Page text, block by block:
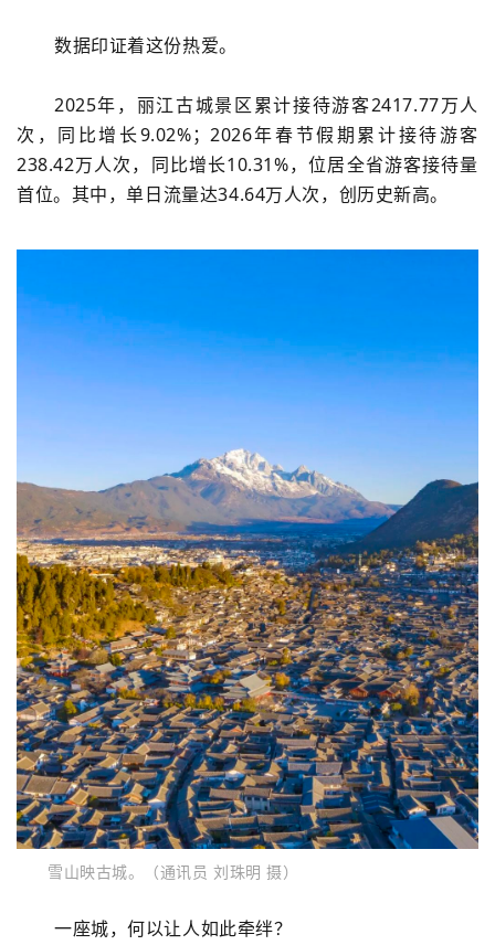
数据印证着这份热爱。
2025年， 丽江古城景区累计接待游客2417.77万人
次，同比增长9.02%；2026年春节假期累计接待游客
238.42万人次，同比增长10.31%，位居全省游客接待量
首位。 其中，单日流量达34.64万人次，创历史新高。
雪山映古城。（通讯员 刘珠明 摄）
一座城，何以让人如此牵绊？